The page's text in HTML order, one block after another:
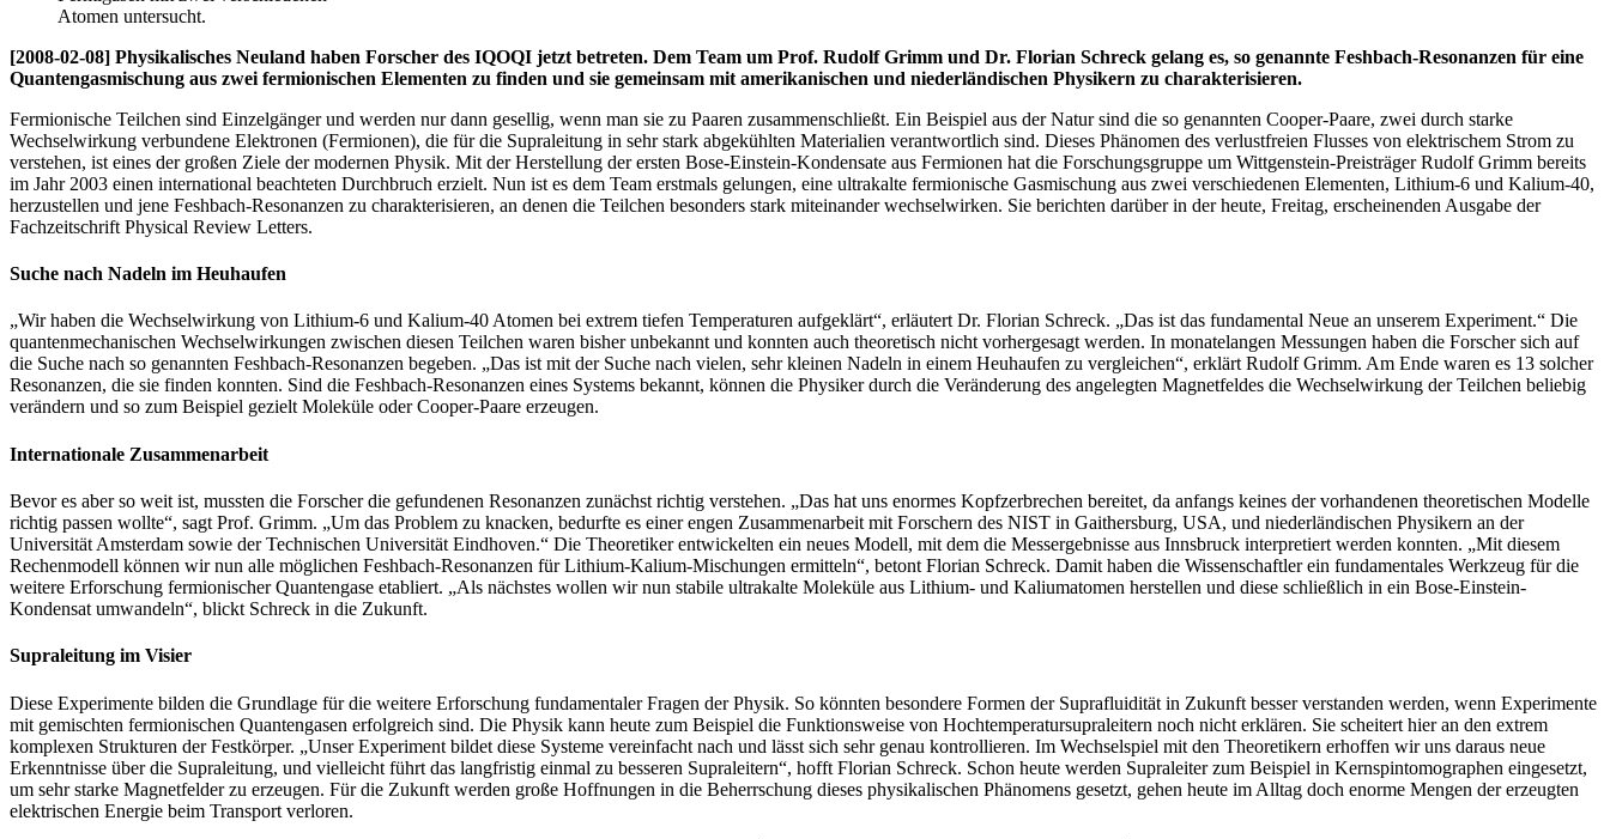
Atomen untersucht.
[2008-02-08] Physikalisches Neuland haben Forscher des IQOQI jetzt betreten. Dem Team um Prof. Rudolf Grimm und Dr. Florian Schreck gelang es, so genannte Feshbach-Resonanzen für eine
Quantengasmischung aus zwei fermionischen Elementen zu finden und sie gemeinsam mit amerikanischen und niederländischen Physikern zu charakterisieren.
Fermionische Teilchen sind Einzelgänger und werden nur dann gesellig, wenn man sie zu Paaren zusammenschließt. Ein Beispiel aus der Natur sind die so genannten Cooper-Paare, zwei durch starke
Wechselwirkung verbundene Elektronen (Fermionen), die für die Supraleitung in sehr stark abgekühlten Materialien verantwortlich sind. Dieses Phänomen des verlustfreien Flusses von elektrischem Strom zu
verstehen, ist eines der großen Ziele der modernen Physik. Mit der Herstellung der ersten Bose-Einstein-Kondensate aus Fermionen hat die Forschungsgruppe um Wittgenstein-Preisträger Rudolf Grimm bereits
im Jahr 2003 einen international beachteten Durchbruch erzielt. Nun ist es dem Team erstmals gelungen, eine ultrakalte fermionische Gasmischung aus zwei verschiedenen Elementen, Lithium-6 und Kalium-40,
herzustellen und jene Feshbach-Resonanzen zu charakterisieren, an denen die Teilchen besonders stark miteinander wechselwirken. Sie berichten darüber in der heute, Freitag, erscheinenden Ausgabe der
Fachzeitschrift Physical Review Letters.
Suche nach Nadeln im Heuhaufen
„Wir haben die Wechselwirkung von Lithium-6 und Kalium-40 Atomen bei extrem tiefen Temperaturen aufgeklärt“, erläutert Dr. Florian Schreck. „Das ist das fundamental Neue an unserem Experiment.“ Die
quantenmechanischen Wechselwirkungen zwischen diesen Teilchen waren bisher unbekannt und konnten auch theoretisch nicht vorhergesagt werden. In monatelangen Messungen haben die Forscher sich auf
die Suche nach so genannten Feshbach-Resonanzen begeben. „Das ist mit der Suche nach vielen, sehr kleinen Nadeln in einem Heuhaufen zu vergleichen“, erklärt Rudolf Grimm. Am Ende waren es 13 solcher
Resonanzen, die sie finden konnten. Sind die Feshbach-Resonanzen eines Systems bekannt, können die Physiker durch die Veränderung des angelegten Magnetfeldes die Wechselwirkung der Teilchen beliebig
verändern und so zum Beispiel gezielt Moleküle oder Cooper-Paare erzeugen.
Internationale Zusammenarbeit
Bevor es aber so weit ist, mussten die Forscher die gefundenen Resonanzen zunächst richtig verstehen. „Das hat uns enormes Kopfzerbrechen bereitet, da anfangs keines der vorhandenen theoretischen Modelle
richtig passen wollte“, sagt Prof. Grimm. „Um das Problem zu knacken, bedurfte es einer engen Zusammenarbeit mit Forschern des NIST in Gaithersburg, USA, und niederländischen Physikern an der
Universität Amsterdam sowie der Technischen Universität Eindhoven.“ Die Theoretiker entwickelten ein neues Modell, mit dem die Messergebnisse aus Innsbruck interpretiert werden konnten. „Mit diesem
Rechenmodell können wir nun alle möglichen Feshbach-Resonanzen für Lithium-Kalium-Mischungen ermitteln“, betont Florian Schreck. Damit haben die Wissenschaftler ein fundamentales Werkzeug für die
weitere Erforschung fermionischer Quantengase etabliert. „Als nächstes wollen wir nun stabile ultrakalte Moleküle aus Lithium- und Kaliumatomen herstellen und diese schließlich in ein Bose-Einstein-
Kondensat umwandeln“, blickt Schreck in die Zukunft.
Supraleitung im Visier
Diese Experimente bilden die Grundlage für die weitere Erforschung fundamentaler Fragen der Physik. So könnten besondere Formen der Suprafluidität in Zukunft besser verstanden werden, wenn Experimente
mit gemischten fermionischen Quantengasen erfolgreich sind. Die Physik kann heute zum Beispiel die Funktionsweise von Hochtemperatursupraleitern noch nicht erklären. Sie scheitert hier an den extrem
komplexen Strukturen der Festkörper. „Unser Experiment bildet diese Systeme vereinfacht nach und lässt sich sehr genau kontrollieren. Im Wechselspiel mit den Theoretikern erhoffen wir uns daraus neue
Erkenntnisse über die Supraleitung, und vielleicht führt das langfristig einmal zu besseren Supraleitern“, hofft Florian Schreck. Schon heute werden Supraleiter zum Beispiel in Kernspintomographen eingesetzt,
um sehr starke Magnetfelder zu erzeugen. Für die Zukunft werden große Hoffnungen in die Beherrschung dieses physikalischen Phänomens gesetzt, gehen heute im Alltag doch enorme Mengen der erzeugten
elektrischen Energie beim Transport verloren.